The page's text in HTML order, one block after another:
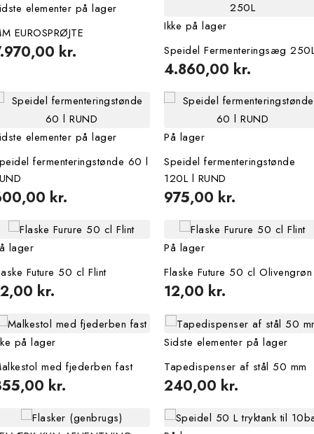
elementer på lager
EUROSPRØJTE
kr.
Ikke på lager
Speidel Fermenteringsæg
4.860,00 kr.
elementer på lager
fermenteringstønde 60 l
kr.
På lager
Speidel fermenteringstønde
120L l RUND
975,00 kr.
lager
Future 50 cl Flint
kr.
På lager
Flaske Future 50 cl Olivengrøn
12,00 kr.
på lager
med fjederben fast
kr.
Sidste elementer på lager
Tapedispenser af stål 50 mm
240,00 kr.